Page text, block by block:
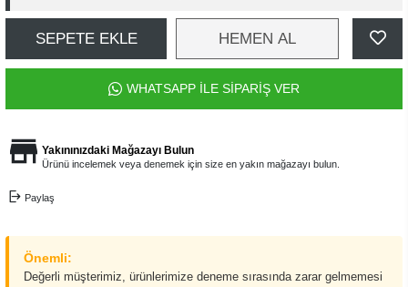
SEPETE EKLE HEMEN AL
WHATSAPP İLE SİPARİŞ VER
Yakınınızdaki Mağazayı Bulun
Ürünü incelemek veya denemek için size en yakın mağazayı bulun.
Paylaş
Önemli:
Değerli müşterimiz, ürünlerimize deneme sırasında zarar gelmemesi